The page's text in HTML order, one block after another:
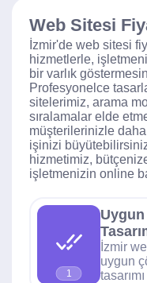
Web Sitesi
İzmir'de web sitesi
hizmetlerle,
bir varlık
Profesyonelce
sitelerimiz, arama
sıralamalar elde
müşterilerinizle
işinizi
hizmetimiz,
işletmenizin online
1
İzmir
uygun